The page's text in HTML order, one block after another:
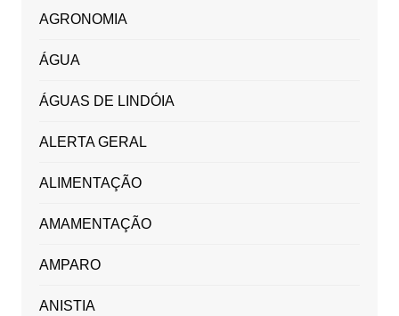
AGRONOMIA
ÁGUA
ÁGUAS DE LINDÓIA
ALERTA GERAL
ALIMENTAÇÃO
AMAMENTAÇÃO
AMPARO
ANISTIA